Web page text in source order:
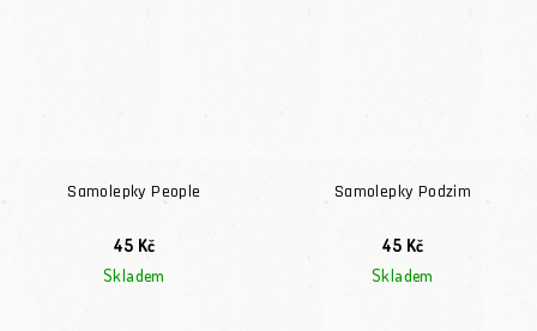
Samolepky People
45 Kč
Skladem
Samolepky Podzim
45 Kč
Skladem